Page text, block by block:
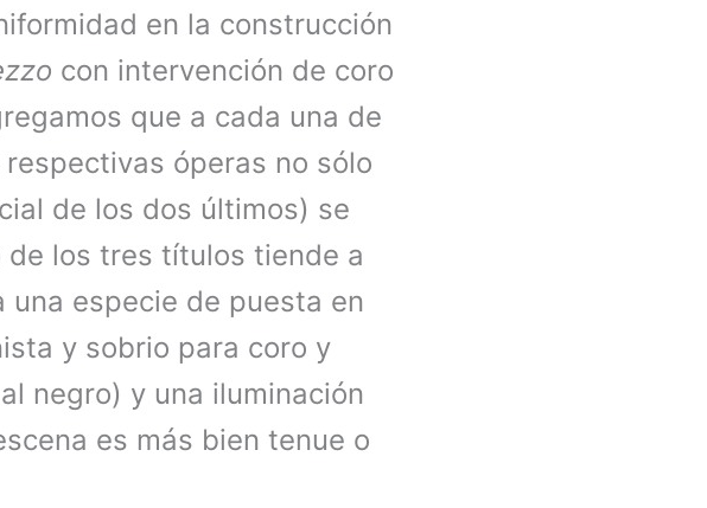
en la construcción
con intervención de coro
que a cada una de
óperas no sólo
de los dos últimos) se
los tres títulos tiende a
especie de puesta en
y sobrio para coro y
negro) y una iluminación
es más bien tenue o